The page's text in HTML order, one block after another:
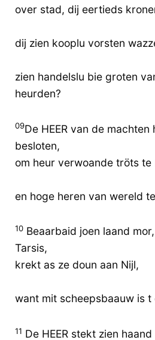
over stad, dij eertieds
dij zien kooplu vorsten
zien handelslu bie groten
heurden?
09De HEER van de machten
besloten,
om heur verwoande tröts te
en hoge heren van wereld
10 Beaarbaid joen laand
Tarsis,
krekt as ze doun aan Nijl,
want mit scheepsbaauw is t
11 De HEER stekt zien